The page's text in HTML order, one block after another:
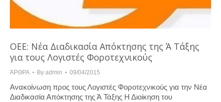
ΟΕΕ: Νέα Διαδικασία Απόκτησης της Ά Τάξης
για τους Λογιστές Φοροτεχνικούς
ΆΡΘΡΑ By admin 09/04/2015
Ανακοίνωση προς τους Λογιστές Φοροτεχνικούς για την Νέα
Διαδικασία Απόκτησης της Ά Τάξης Η Διοίκηση του